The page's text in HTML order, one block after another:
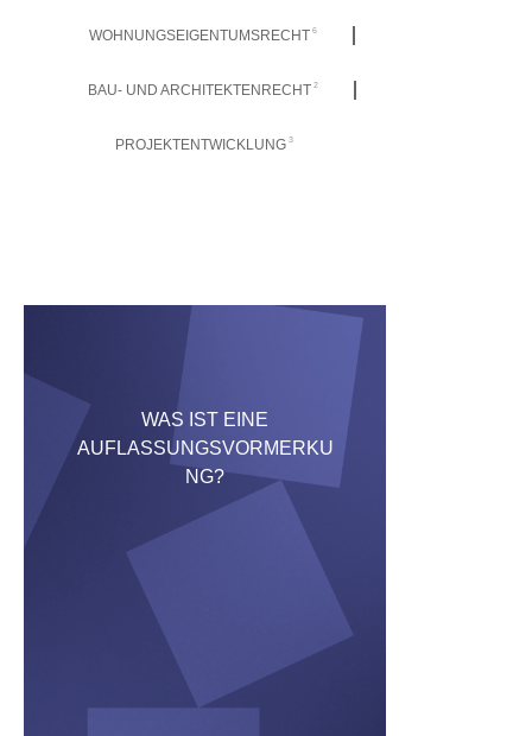
WOHNUNGSEIGENTUMSRECHT 6
BAU- UND ARCHITEKTENRECHT 2
PROJEKTENTWICKLUNG 3
WAS IST EINE
AUFLASSUNGSVORMERKU
NG?